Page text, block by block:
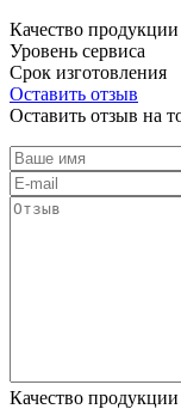
Качество продукции
Уровень сервиса
Срок изготовления
Оставить отзыв
Оставить отзыв на
Качество продукции